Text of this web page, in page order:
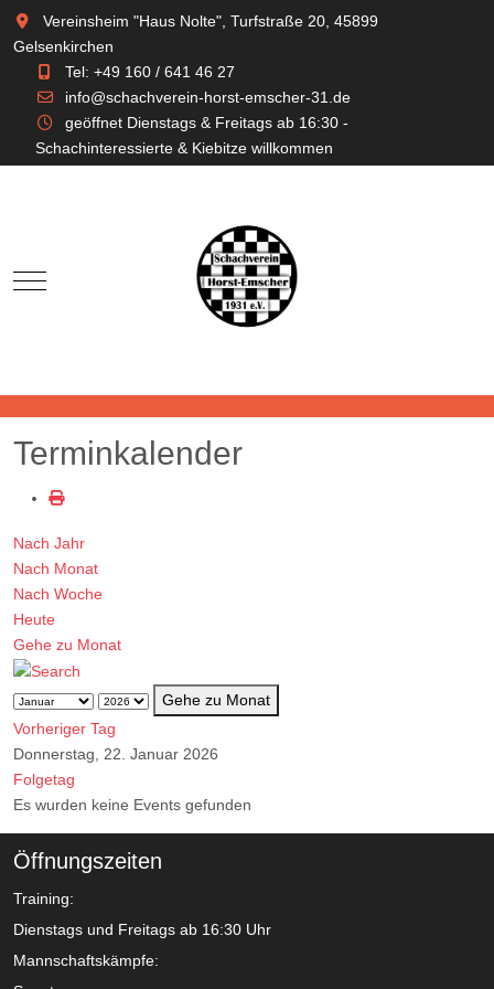
Vereinsheim "Haus Nolte", Turfstraße 20, 45899
Gelsenkirchen
Tel: +49 160 / 641 46 27
info@schachverein-horst-emscher-31.de
geöffnet Dienstags & Freitags ab 16:30 -
Schachinteressierte & Kiebitze willkommen
Mobile Menu Toggle
Terminkalender
Nach Jahr
Nach Monat
Nach Woche
Heute
Gehe zu Monat
Gehe zu Monat
Vorheriger Tag
Donnerstag, 22. Januar 2026
Folgetag
Es wurden keine Events gefunden
Öffnungszeiten
Training:
Dienstags und Freitags ab 16:30 Uhr
Mannschaftskämpfe: